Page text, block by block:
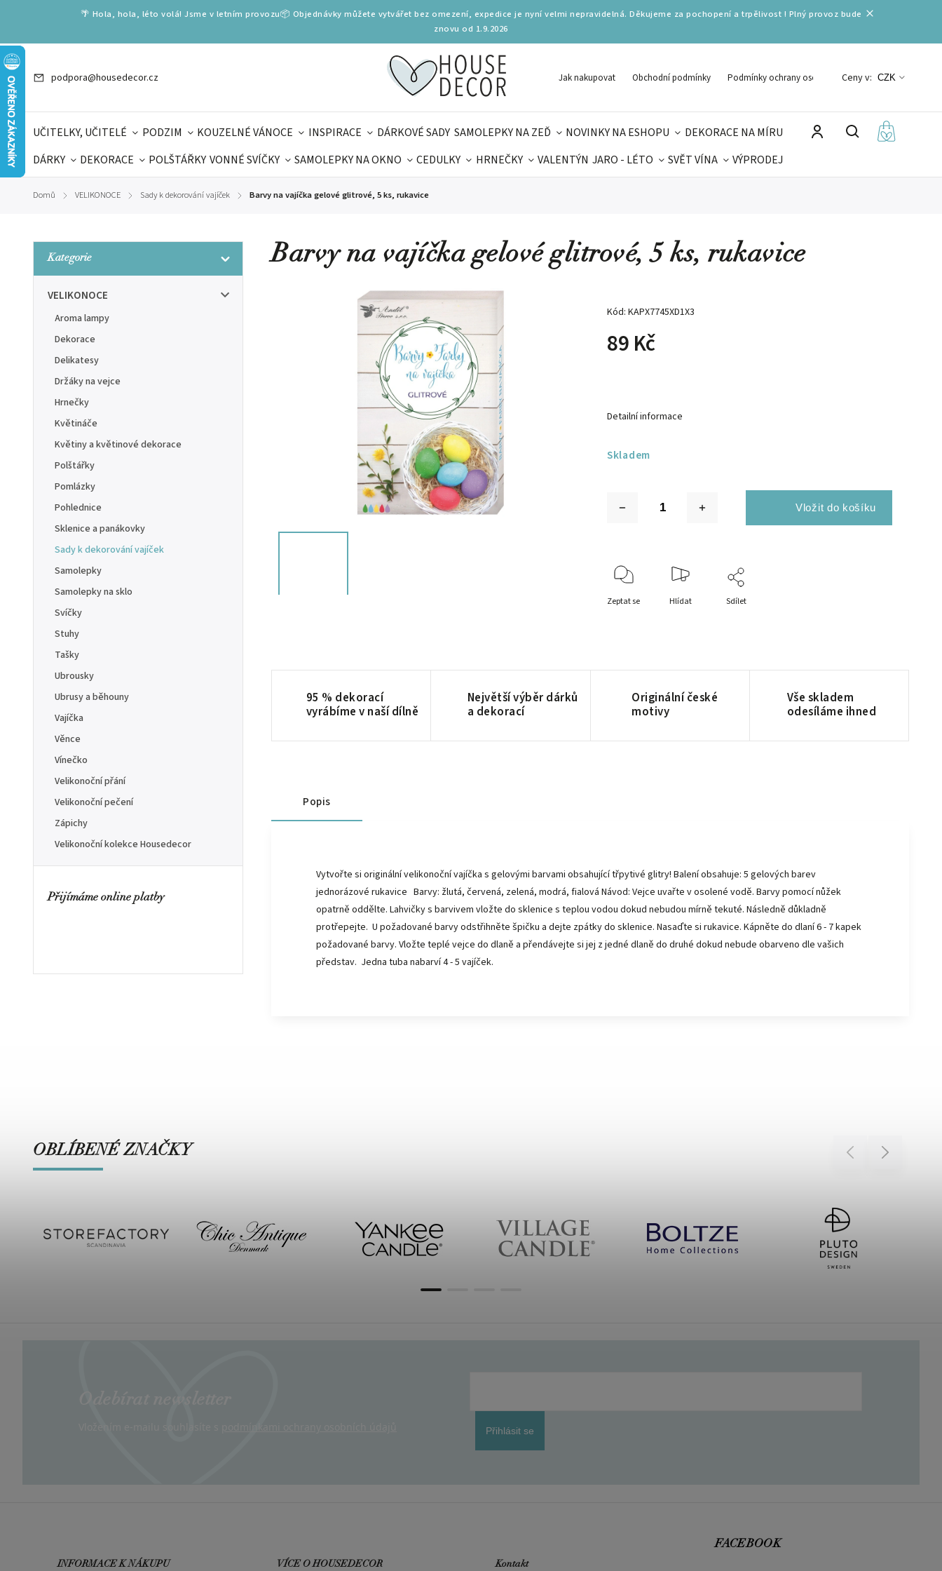
🌴 Hola, hola, léto volá! Jsme v letním provozu📦 Objednávky můžete vytvářet bez omezení, expedice je nyní velmi nepravidelná. Děkujeme za pochopení a trpělivost ! Plný provoz bude
znovu od 1.9.2026
podpora@housedecor.cz Jak nakupovat Obchodní podmínky Podmínky ochrany osobních údajů
Ceny v: CZK
UČITELKY, UČITELÉ PODZIM KOUZELNÉ VÁNOCE INSPIRACE DÁRKOVÉ SADY SAMOLEPKY NA ZEĎ NOVINKY NA ESHOPU
DEKORACE NA MÍRU
DÁRKY
DEKORACE POLŠTÁŘKY VONNÉ SVÍČKY SAMOLEPKY NA OKNO CEDULKY HRNEČKY VALENTÝN JARO - LÉTO SVĚT VÍNA
VÝPRODEJ
Domů / VELIKONOCE / Sady k dekorování vajíček / Barvy na vajíčka gelové glitrové, 5 ks, rukavice
Kategorie
VELIKONOCE
Aroma lampy
Dekorace
Delikatesy
Držáky na vejce
Hrnečky
Květináče
Květiny a květinové dekorace
Polštářky
Pomlázky
Pohlednice
Sklenice a panákovky
Sady k dekorování vajíček
Samolepky
Samolepky na sklo
Svíčky
Stuhy
Tašky
Ubrousky
Ubrusy a běhouny
Vajíčka
Věnce
Vínečko
Velikonoční přání
Velikonoční pečení
Zápichy
Velikonoční kolekce Housedecor
Přijímáme online platby
Barvy na vajíčka gelové glitrové, 5 ks, rukavice
Kód: KAPX7745XD1X3
89 Kč
Skladem
Detailní informace
Zeptat se Hlídat Sdílet
95 % dekorací
vyrábíme v naší dílně
Největší výběr dárků
a dekorací
Originální české
motivy
Vše skladem
odesíláme ihned
Popis
Vytvořte si originální velikonoční vajíčka s gelovými barvami obsahující třpytivé glitry! Balení obsahuje: 5 gelových barev
jednorázové rukavice Barvy: žlutá, červená, zelená, modrá, fialová Návod: Vejce uvařte v osolené vodě. Barvy pomocí nůžek
opatrně oddělte. Lahvičky s barvivem vložte do sklenice s teplou vodou dokud nebudou mírně tekuté. Následně důkladně
protřepejte. U požadované barvy odstřihněte špičku a dejte zpátky do sklenice. Nasaďte si rukavice. Kápněte do dlaní 6 - 7 kapek
požadované barvy. Vložte teplé vejce do dlaně a přendávejte si jej z jedné dlaně do druhé dokud nebude obarveno dle vašich
představ. Jedna tuba nabarví 4 - 5 vajíček.
OBLÍBENÉ ZNAČKY Previous Next
Přihlásit se
INFORMACE K NÁKUPU VÍCE O HOUSEDECOR Kontakt
FACEBOOK